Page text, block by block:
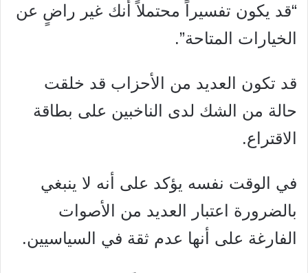
“قد يكون تفسيراً محتملاً أنك غير راضٍ عن
الخيارات المتاحة”.
قد تكون العديد من الأحزاب قد خلقت
حالة من الشك لدى الناخبين على بطاقة
الاقتراع.
في الوقت نفسه يؤكد على أنه لا ينبغي
بالضرورة اعتبار العديد من الأصوات
الفارغة على أنها عدم ثقة في السياسيين.